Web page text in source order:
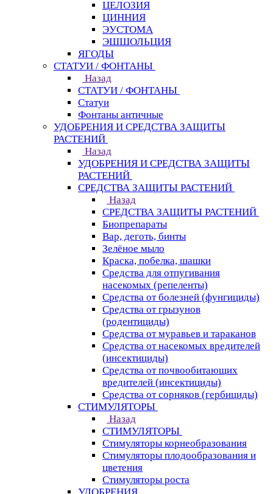
ЦЕЛОЗИЯ
ЦИННИЯ
ЭУСТОМА
ЭШШОЛЬЦИЯ
ЯГОДЫ
СТАТУИ / ФОНТАНЫ
Назад
СТАТУИ / ФОНТАНЫ
Статуи
Фонтаны античные
УДОБРЕНИЯ И СРЕДСТВА ЗАЩИТЫ
РАСТЕНИЙ
Назад
УДОБРЕНИЯ И СРЕДСТВА ЗАЩИТЫ
РАСТЕНИЙ
СРЕДСТВА ЗАЩИТЫ РАСТЕНИЙ
Назад
СРЕДСТВА ЗАЩИТЫ РАСТЕНИЙ
Биопрепараты
Вар, деготь, бинты
Зелёное мыло
Краска, побелка, шашки
Средства для отпугивания
насекомых (репеленты)
Средства от болезней (фунгициды)
Средства от грызунов
(родентициды)
Средства от муравьев и тараканов
Средства от насекомых вредителей
(инсектициды)
Средства от почвообитающих
вредителей (инсектициды)
Средства от сорняков (гербициды)
СТИМУЛЯТОРЫ
Назад
СТИМУЛЯТОРЫ
Стимуляторы корнеобразования
Стимуляторы плодообразования и
цветения
Стимуляторы роста